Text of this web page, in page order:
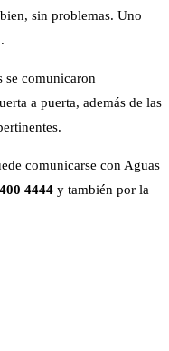
sin problemas. Uno
se comunicaron
a puerta, además de las
comunicarse con Aguas
4444 y también por la